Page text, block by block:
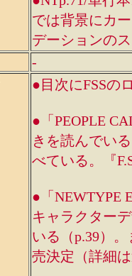
では背景にカ
デーションの
-
●目次にFSSの
●「PEOPLE
きを読んでい
べている。『
●「NEWTYPE
キャラクター
いる（p.39）
売決定（詳細